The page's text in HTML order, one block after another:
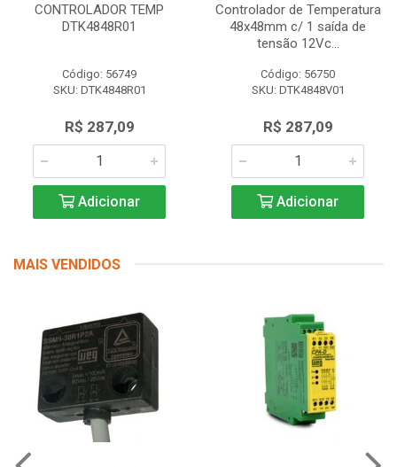
CONTROLADOR TEMP
DTK4848R01
Código: 56749
SKU: DTK4848R01
R$ 287,09
Adicionar
Controlador de Temperatura
48x48mm c/ 1 saída de
tensão 12Vc...
Código: 56750
SKU: DTK4848V01
R$ 287,09
Adicionar
MAIS VENDIDOS